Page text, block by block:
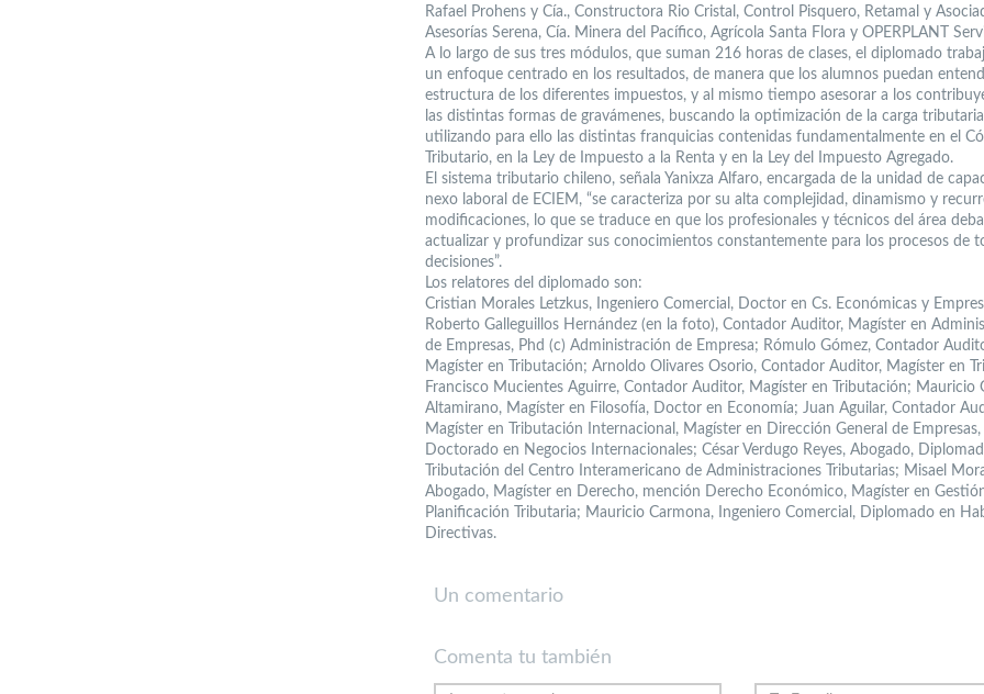
Rafael Prohens y Cía., Constructora Rio Cristal, Control Pisquero, Retamal y
Asesorías Serena, Cía. Minera del Pacífico, Agrícola Santa Flora y OPERPLANT
A lo largo de sus tres módulos, que suman 216 horas de clases, el diplomado
un enfoque centrado en los resultados, de manera que los alumnos puedan
estructura de los diferentes impuestos, y al mismo tiempo asesorar a los
las distintas formas de gravámenes, buscando la optimización de la carga
utilizando para ello las distintas franquicias contenidas fundamentalmente en el
Tributario, en la Ley de Impuesto a la Renta y en la Ley del Impuesto Agregado.
El sistema tributario chileno, señala Yanixza Alfaro, encargada de la unidad de
nexo laboral de ECIEM, “se caracteriza por su alta complejidad, dinamismo y
modificaciones, lo que se traduce en que los profesionales y técnicos del área
actualizar y profundizar sus conocimientos constantemente para los procesos de
decisiones”.
Los relatores del diplomado son:
Cristian Morales Letzkus, Ingeniero Comercial, Doctor en Cs. Económicas y
Roberto Galleguillos Hernández (en la foto), Contador Auditor, Magíster en
de Empresas, Phd (c) Administración de Empresa; Rómulo Gómez, Contador
Magíster en Tributación; Arnoldo Olivares Osorio, Contador Auditor, Magíster en
Francisco Mucientes Aguirre, Contador Auditor, Magíster en Tributación; Mauricio
Altamirano, Magíster en Filosofía, Doctor en Economía; Juan Aguilar, Contador
Magíster en Tributación Internacional, Magíster en Dirección General de Empresas,
Doctorado en Negocios Internacionales; César Verdugo Reyes, Abogado,
Tributación del Centro Interamericano de Administraciones Tributarias; Misael
Abogado, Magíster en Derecho, mención Derecho Económico, Magíster en
Planificación Tributaria; Mauricio Carmona, Ingeniero Comercial, Diplomado en
Directivas.
Un comentario
Comenta tu también